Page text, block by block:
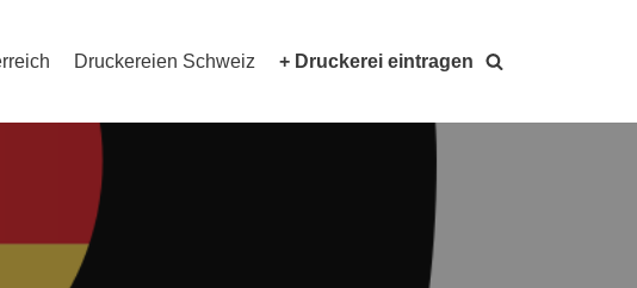
Druckereien Schweiz + Druckerei eintragen